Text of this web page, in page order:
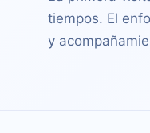
tiempos. El
y